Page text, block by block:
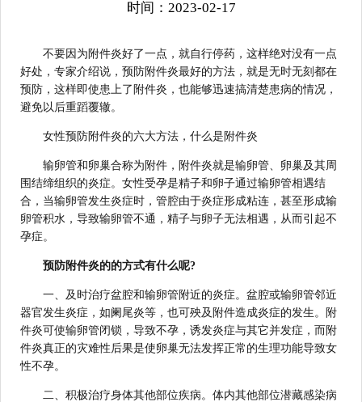
时间：2023-02-17
不要因为附件炎好了一点，就自行停药，这样绝对没有一点
好处，专家介绍说，预防附件炎最好的方法，就是无时无刻都在
预防，这样即使患上了附件炎，也能够迅速搞清楚患病的情况，
避免以后重蹈覆辙。
女性预防附件炎的六大方法，什么是附件炎
输卵管和卵巢合称为附件，附件炎就是输卵管、卵巢及其周
围结缔组织的炎症。女性受孕是精子和卵子通过输卵管相遇结
合，当输卵管发生炎症时，管腔由于炎症形成粘连，甚至形成输
卵管积水，导致输卵管不通，精子与卵子无法相遇，从而引起不
孕症。
预防附件炎的的方式有什么呢?
一、及时治疗盆腔和输卵管附近的炎症。盆腔或输卵管邻近
器官发生炎症，如阑尾炎等，也可殃及附件造成炎症的发生。附
件炎可使输卵管闭锁，导致不孕，诱发炎症与其它并发症，而附
件炎真正的灾难性后果是使卵巢无法发挥正常的生理功能导致女
性不孕。
二、积极治疗身体其他部位疾病。体内其他部位潜藏感染病